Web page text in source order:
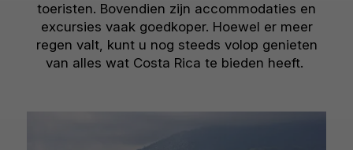
toeristen. Bovendien zijn accommodaties en
excursies vaak goedkoper. Hoewel er meer
regen valt, kunt u nog steeds volop genieten
van alles wat Costa Rica te bieden heeft.